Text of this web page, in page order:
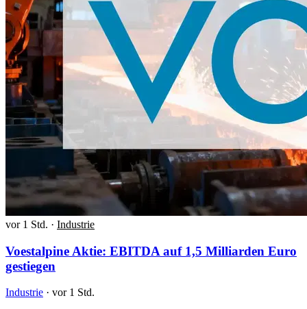
vor 1 Std. · Industrie
Voestalpine Aktie: EBITDA auf 1,5 Milliarden Euro
gestiegen
Industrie · vor 1 Std.